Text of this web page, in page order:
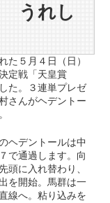
うれし
た５月４日（日）
定戦「天皇賞
た。３連単プレゼ
さんがヘデントー
ヘデントールは中
で通過します。向
頭に入れ替わり、
を開始。馬群は一
線へ。粘り込みを